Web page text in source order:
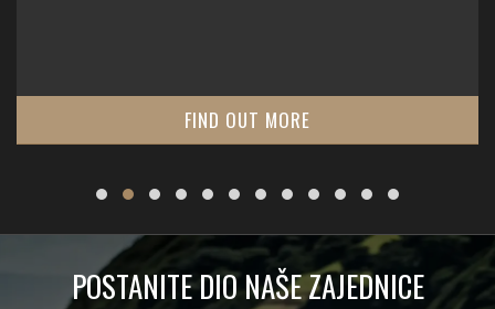
FIND OUT MORE
POSTANITE DIO NAŠE ZAJEDNICE